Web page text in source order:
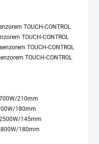
TOUCH-CONTROL
TOUCH-CONTROL
TOUCH-CONTROL
TOUCH-CONTROL
210mm
180mm
145mm
180mm